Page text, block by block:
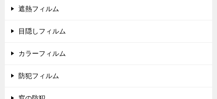
遮熱フィルム
目隠しフィルム
カラーフィルム
防犯フィルム